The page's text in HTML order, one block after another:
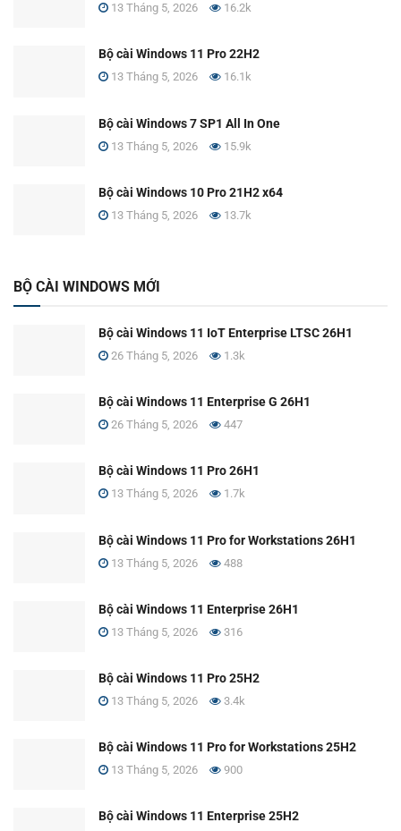
13 Tháng 5, 2026 16.2k
Bộ cài Windows 11 Pro 22H2
13 Tháng 5, 2026 16.1k
Bộ cài Windows 7 SP1 All In One
13 Tháng 5, 2026 15.9k
Bộ cài Windows 10 Pro 21H2 x64
13 Tháng 5, 2026 13.7k
BỘ CÀI WINDOWS MỚI
Bộ cài Windows 11 IoT Enterprise LTSC 26H1
26 Tháng 5, 2026 1.3k
Bộ cài Windows 11 Enterprise G 26H1
26 Tháng 5, 2026 447
Bộ cài Windows 11 Pro 26H1
13 Tháng 5, 2026 1.7k
Bộ cài Windows 11 Pro for Workstations 26H1
13 Tháng 5, 2026 488
Bộ cài Windows 11 Enterprise 26H1
13 Tháng 5, 2026 316
Bộ cài Windows 11 Pro 25H2
13 Tháng 5, 2026 3.4k
Bộ cài Windows 11 Pro for Workstations 25H2
13 Tháng 5, 2026 900
Bộ cài Windows 11 Enterprise 25H2